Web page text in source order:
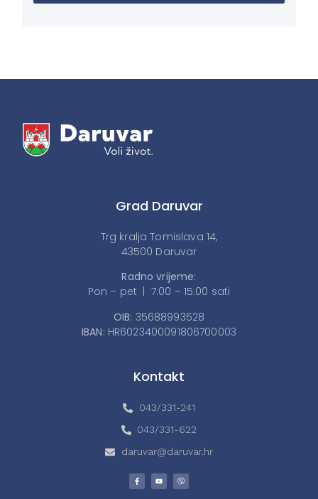
Grad Daruvar
Trg kralja Tomislava 14,
43500 Daruvar
Radno vrijeme:
Pon – pet | 7:00 – 15:00 sati
OIB: 35688993528
IBAN: HR6023400091806700003
Kontakt
043/331-241
043/331-622
daruvar@daruvar.hr